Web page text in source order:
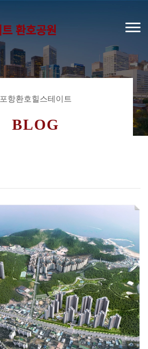
포항환호힐스테이트
BLOG